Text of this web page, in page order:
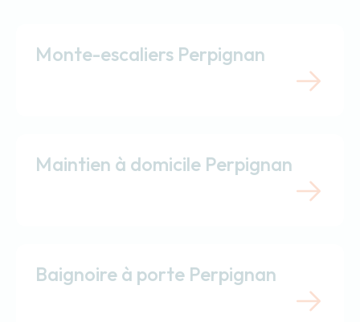
Monte-escaliers Perpignan
Maintien à domicile Perpignan
Baignoire à porte Perpignan